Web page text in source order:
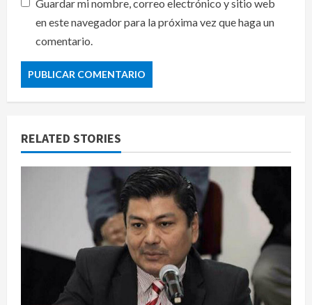
Guardar mi nombre, correo electrónico y sitio web
en este navegador para la próxima vez que haga un
comentario.
RELATED STORIES